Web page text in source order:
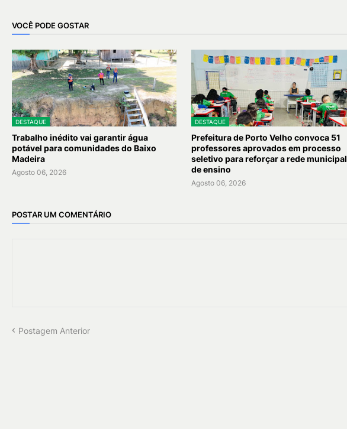
VOCÊ PODE GOSTAR
DESTAQUE
Trabalho inédito vai garantir água
potável para comunidades do Baixo
Madeira
Agosto 06, 2026
DESTAQUE
Prefeitura de Porto Velho convoca 51
professores aprovados em processo
seletivo para reforçar a rede municipal
de ensino
Agosto 06, 2026
POSTAR UM COMENTÁRIO
Postagem Anterior